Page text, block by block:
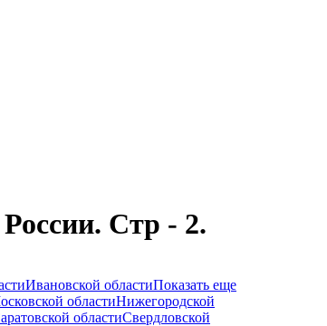
Стр - 2.
Ивановской областиПоказать еще
областиНижегородской
областиСвердловской